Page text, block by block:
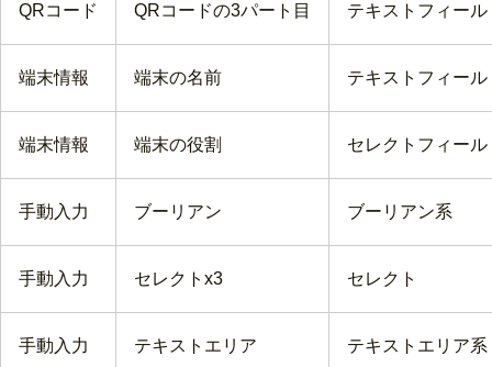
QRコード QRコードの3パート目 テキストフィール
端末情報 端末の名前 テキストフィール
端末情報 端末の役割 セレクトフィール
手動入力 ブーリアン ブーリアン系
手動入力 セレクトx3 セレクト
手動入力 テキストエリア テキストエリア系